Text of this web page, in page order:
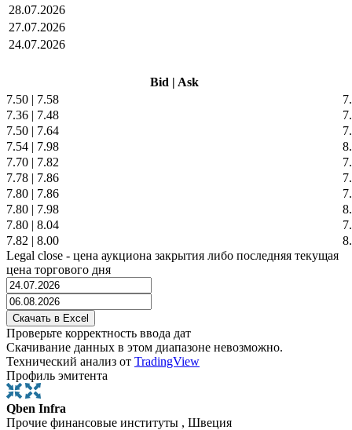
28.07.2026
27.07.2026
24.07.2026
Bid | Ask
7.50 | 7.58
7.36 | 7.48
7.50 | 7.64
7.54 | 7.98
7.70 | 7.82
7.78 | 7.86
7.80 | 7.86
7.80 | 7.98
7.80 | 8.04
7.82 | 8.00
Legal close - цена аукциона закрытия либо последняя текущая
цена торгового дня
Проверьте корректность ввода дат
Скачивание данных в этом диапазоне невозможно.
Технический анализ от TradingView
Профиль эмитента
Qben Infra
Прочие финансовые институты , Швеция